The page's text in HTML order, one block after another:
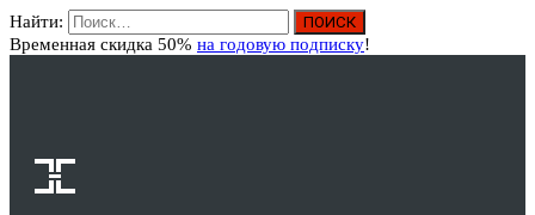
Найти:
Временная скидка 50% на годовую подписку!